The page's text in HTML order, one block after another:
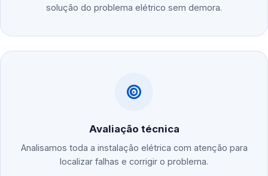
solução do problema elétrico sem demora.
Avaliação técnica
Analisamos toda a instalação elétrica com atenção para
localizar falhas e corrigir o problema.